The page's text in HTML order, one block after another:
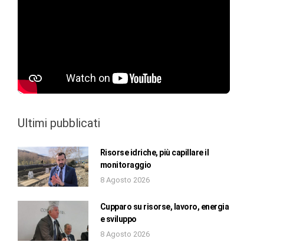
Ultimi pubblicati
Risorse idriche, più capillare il
monitoraggio
8 Agosto 2026
Cupparo su risorse, lavoro, energia
e sviluppo
8 Agosto 2026